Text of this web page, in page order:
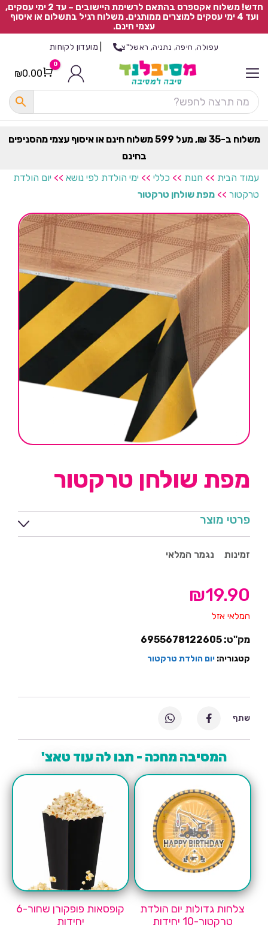
חדש! משלוח אקספרס בהתאם לרשימת היישובים – עד 2 ימי עסקים,
ועד 4 ימי עסקים למוצרים ממותגים. משלוח רגיל בתשלום או איסוף
עצמי חינם.
עפולה, חיפה, נתניה, ראשל"צ מועדון לקוחות
Cart
0
₪0.00
משלוח ב-35 ₪, מעל 599 משלוח חינם או איסוף עצמי מהסניפים
בחינם
עמוד הבית >> חנות >> כללי >> ימי הולדת לפי נושא >> יום הולדת
טרקטור >> מפת שולחן טרקטור
מפת שולחן טרקטור
פרטי מוצר
זמינות נגמר המלאי
₪19.90
המלאי אזל
מק"ט: 6955678122605
קטגוריה: יום הולדת טרקטור
המסיבה מחכה - תנו לה עוד טאצ'
צלחות גדולות יום הולדת
טרקטור-10 יחידות
קופסאות פופקורן שחור-6
יחידות
שתף